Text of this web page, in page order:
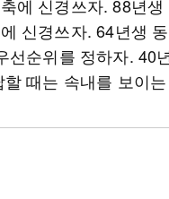
에 신경쓰자. 88년생
신경쓰자. 64년생
순위를 정하자. 40
때는 속내를 보이